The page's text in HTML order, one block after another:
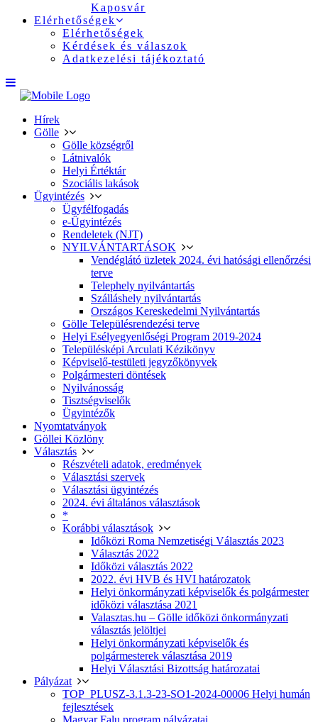
Kaposvár
Elérhetőségek
Elérhetőségek
Kérdések és válaszok
Adatkezelési tájékoztató
Hírek
Gölle
Gölle községről
Látnivalók
Helyi Értéktár
Szociális lakások
Ügyintézés
Ügyfélfogadás
e-Ügyintézés
Rendeletek (NJT)
NYILVÁNTARTÁSOK
Vendéglátó üzletek 2024. évi hatósági ellenőrzési
terve
Telephely nyilvántartás
Szálláshely nyilvántartás
Országos Kereskedelmi Nyilvántartás
Gölle Településrendezési terve
Helyi Esélyegyenlőségi Program 2019-2024
Településképi Arculati Kézikönyv
Képviselő-testületi jegyzőkönyvek
Polgármesteri döntések
Nyilvánosság
Tisztségviselők
Ügyintézők
Nyomtatványok
Göllei Közlöny
Választás
Részvételi adatok, eredmények
Választási szervek
Választási ügyintézés
2024. évi általános választások
*
Korábbi választások
Időközi Roma Nemzetiségi Választás 2023
Választás 2022
Időközi választás 2022
2022. évi HVB és HVI határozatok
Helyi önkormányzati képviselők és polgármester
időközi választása 2021
Valasztas.hu – Gölle időközi önkormányzati
választás jelöltjei
Helyi önkormányzati képviselők és
polgármesterek választása 2019
Helyi Választási Bizottság határozatai
Pályázat
TOP_PLUSZ-3.1.3-23-SO1-2024-00006 Helyi humán
fejlesztések
Magyar Falu program pályázatai